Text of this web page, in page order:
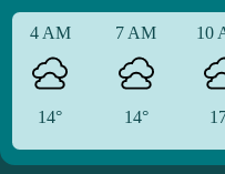
4 AM
14°
7 AM
14°
10